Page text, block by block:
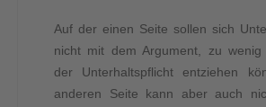
Auf der einen Seite sollen sich
nicht mit dem Argument, zu wenig
der Unterhaltspflicht entziehen
anderen Seite kann aber auch